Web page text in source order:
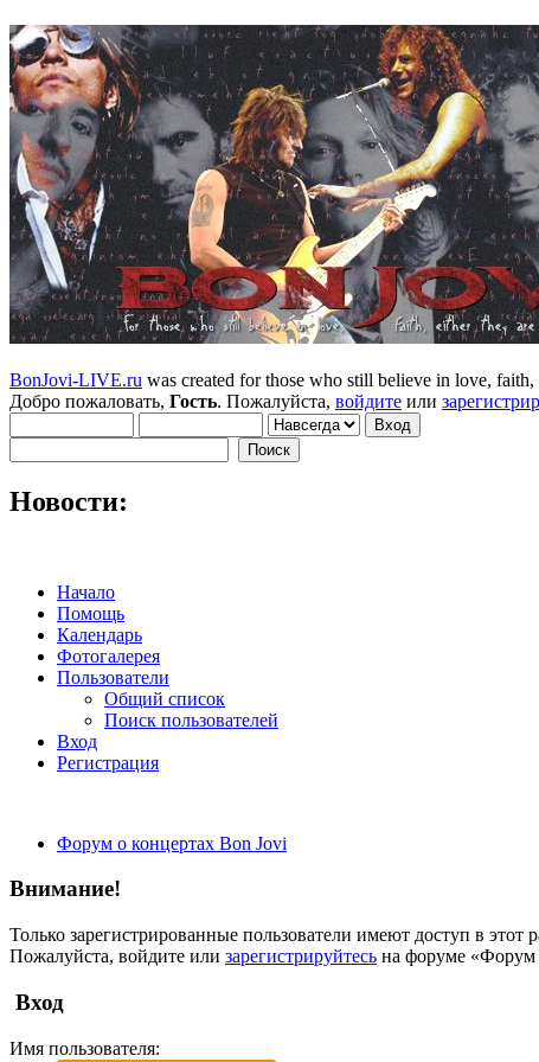
BonJovi-LIVE.ru was created for those who still believe in love,
Добро пожаловать, Гость. Пожалуйста, войдите или
Новости:
Начало
Помощь
Календарь
Фотогалерея
Пользователи
Общий список
Поиск пользователей
Вход
Регистрация
Форум о концертах Bon Jovi
Внимание!
Только зарегистрированные пользователи имеют доступ в этот
Пожалуйста, войдите или зарегистрируйтесь на форуме «Форум
Вход
Имя пользователя: